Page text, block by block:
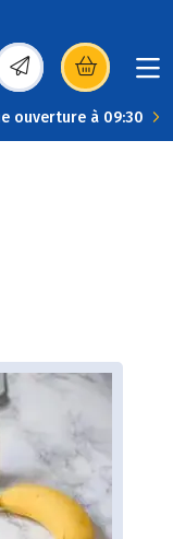
dans une
ouverture à 09:30